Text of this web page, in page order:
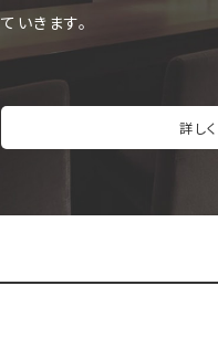
ていきます。
詳し